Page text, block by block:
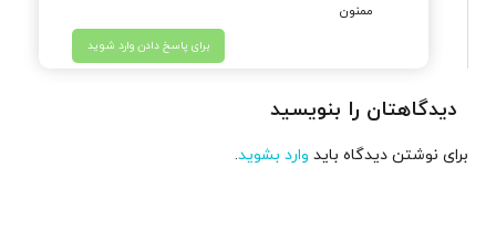
ممنون
برای پاسخ دادن وارد شوید
دیدگاهتان را بنویسید
برای نوشتن دیدگاه باید وارد بشوید.